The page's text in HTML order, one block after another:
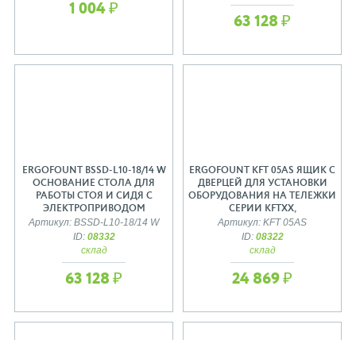
1 004 ₽
63 128 ₽
ERGOFOUNT BSSD-L10-18/14 W
ОСНОВАНИЕ СТОЛА ДЛЯ
РАБОТЫ СТОЯ И СИДЯ С
ЭЛЕКТРОПРИВОДОМ
Артикул: BSSD-L10-18/14 W
ID: 08332
склад
63 128 ₽
ERGOFOUNT KFT 05AS ЯЩИК С
ДВЕРЦЕЙ ДЛЯ УСТАНОВКИ
ОБОРУДОВАНИЯ НА ТЕЛЕЖКИ
СЕРИИ KFTXX,
Артикул: KFT 05AS
ID: 08322
склад
24 869 ₽